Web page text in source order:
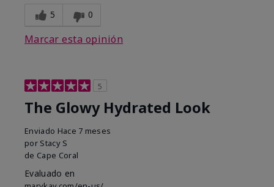
5 0
Marcar esta opinión
5
The Glowy Hydrated Look
Enviado Hace 7 meses
por Stacy S
de Cape Coral
Evaluado en